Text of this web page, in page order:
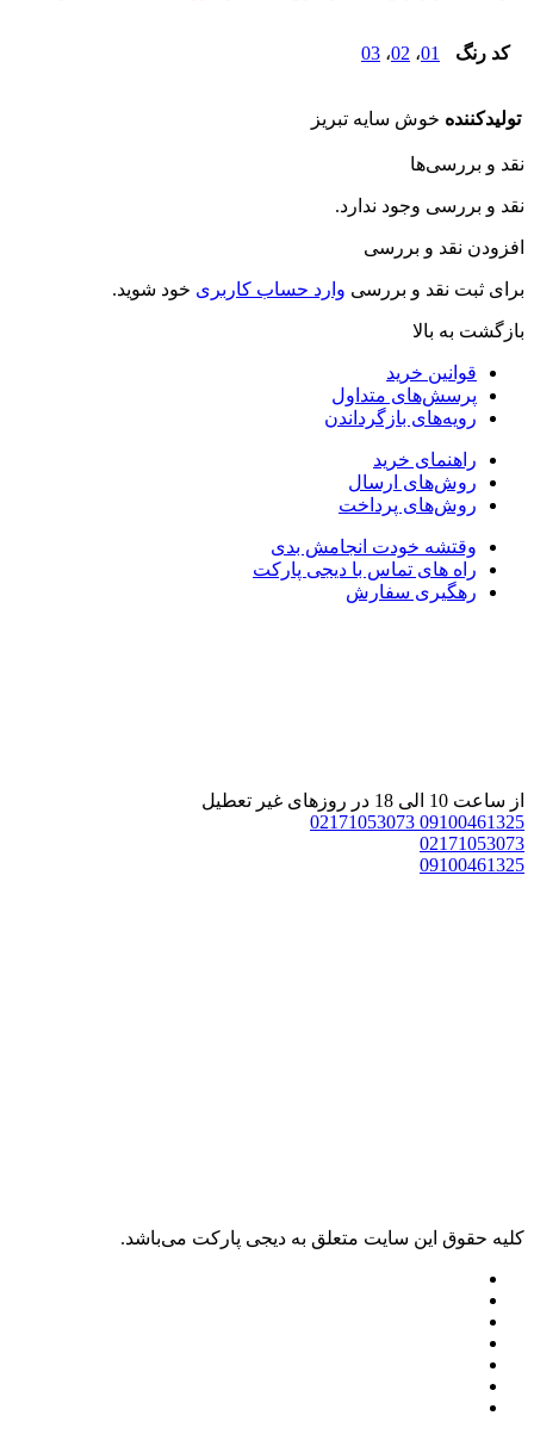
کد رنگ 01،02،03
تولیدکننده خوش سایه تبریز
و بررسی‌ها
و بررسی وجود ندارد.
نقد و بررسی
ثبت نقد و بررسی وارد حساب کاربریخود شوید.
به بالا
قوانین خرید
پرسش‌های متداول
رویه‌های بازگرداندن
راهنمای خرید
روش‌های ارسال
روش‌های پرداخت
وقتشه خودت انجامش بدی
راه های تماس با دیجی پارکت
رهگیری سفارش
ساعت 10 الی 18 در روزهای غیر تعطیل
02171053073
حقوق اين سايت متعلق به دیجی پارکت می‌باشد.